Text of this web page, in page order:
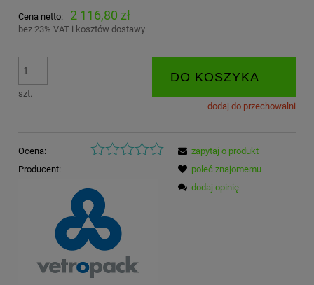
Cena netto: 2 116,80 zł
bez 23% VAT i kosztów dostawy
szt.
DO KOSZYKA
dodaj do przechowalni
Ocena:
Producent:
zapytaj o produkt
poleć znajomemu
dodaj opinię